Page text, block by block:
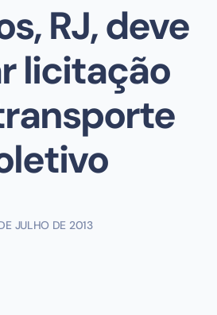
RJ, deve
licitação
JULHO DE 2013